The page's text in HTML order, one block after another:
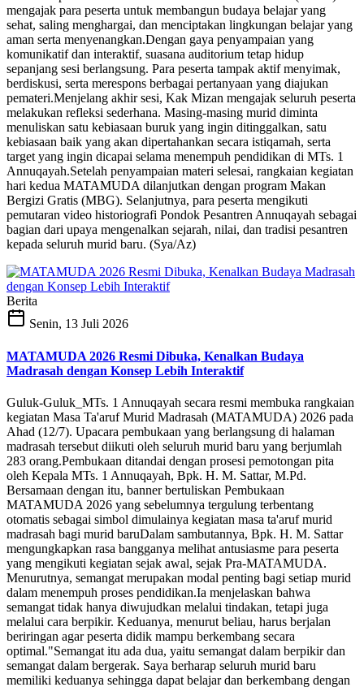
mengajak para peserta untuk membangun budaya belajar yang
sehat, saling menghargai, dan menciptakan lingkungan belajar yang
aman serta menyenangkan.Dengan gaya penyampaian yang
komunikatif dan interaktif, suasana auditorium tetap hidup
sepanjang sesi berlangsung. Para peserta tampak aktif menyimak,
berdiskusi, serta merespons berbagai pertanyaan yang diajukan
pemateri.Menjelang akhir sesi, Kak Mizan mengajak seluruh peserta
melakukan refleksi sederhana. Masing-masing murid diminta
menuliskan satu kebiasaan buruk yang ingin ditinggalkan, satu
kebiasaan baik yang akan dipertahankan secara istiqamah, serta
target yang ingin dicapai selama menempuh pendidikan di MTs. 1
Annuqayah.Setelah penyampaian materi selesai, rangkaian kegiatan
hari kedua MATAMUDA dilanjutkan dengan program Makan
Bergizi Gratis (MBG). Selanjutnya, para peserta mengikuti
pemutaran video historiografi Pondok Pesantren Annuqayah sebagai
bagian dari upaya mengenalkan sejarah, nilai, dan tradisi pesantren
kepada seluruh murid baru. (Sya/Az)
Berita
Senin, 13 Juli 2026
MATAMUDA 2026 Resmi Dibuka, Kenalkan Budaya
Madrasah dengan Konsep Lebih Interaktif
Guluk-Guluk_MTs. 1 Annuqayah secara resmi membuka rangkaian
kegiatan Masa Ta'aruf Murid Madrasah (MATAMUDA) 2026 pada
Ahad (12/7). Upacara pembukaan yang berlangsung di halaman
madrasah tersebut diikuti oleh seluruh murid baru yang berjumlah
283 orang.Pembukaan ditandai dengan prosesi pemotongan pita
oleh Kepala MTs. 1 Annuqayah, Bpk. H. M. Sattar, M.Pd.
Bersamaan dengan itu, banner bertuliskan Pembukaan
MATAMUDA 2026 yang sebelumnya tergulung terbentang
otomatis sebagai simbol dimulainya kegiatan masa ta'aruf murid
madrasah bagi murid baruDalam sambutannya, Bpk. H. M. Sattar
mengungkapkan rasa bangganya melihat antusiasme para peserta
yang mengikuti kegiatan sejak awal, sejak Pra-MATAMUDA.
Menurutnya, semangat merupakan modal penting bagi setiap murid
dalam menempuh proses pendidikan.Ia menjelaskan bahwa
semangat tidak hanya diwujudkan melalui tindakan, tetapi juga
melalui cara berpikir. Keduanya, menurut beliau, harus berjalan
beriringan agar peserta didik mampu berkembang secara
optimal."Semangat itu ada dua, yaitu semangat dalam berpikir dan
semangat dalam bergerak. Saya berharap seluruh murid baru
memiliki keduanya sehingga dapat belajar dan berkembang dengan